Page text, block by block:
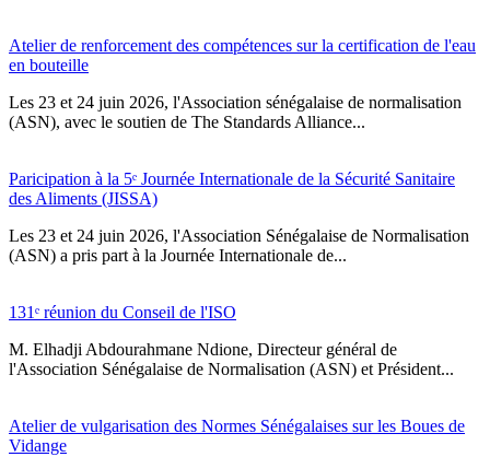
Atelier de renforcement des compétences sur la certification de l'eau
en bouteille
Les 23 et 24 juin 2026, l'Association sénégalaise de normalisation
(ASN), avec le soutien de The Standards Alliance...
Paricipation à la 5ᵉ Journée Internationale de la Sécurité Sanitaire
des Aliments (JISSA)
‎Les 23 et 24 juin 2026, l'Association Sénégalaise de Normalisation
(ASN) a pris part à la Journée Internationale de...
131ᵉ réunion du Conseil de l'ISO
M. Elhadji Abdourahmane Ndione, Directeur général de
l'Association Sénégalaise de Normalisation (ASN) et Président...
Atelier de vulgarisation des Normes Sénégalaises sur les Boues de
Vidange